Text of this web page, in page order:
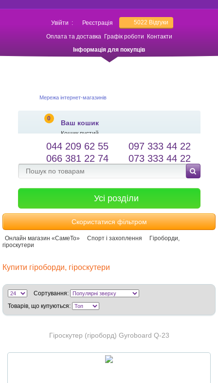
Увійти : Реєстрація 5022 Відгуки
Оплата та доставка Графік роботи
Контакти
Інформація для покупців
Мережа інтернет-магазинів
0
Ваш кошик
Кошик пустий
salessameto@gmail.com
Зворотній зв'язок
Мова сайту
044 209 62 55
097 333 44 22
066 381 22 74
073 333 44 22
Усі розділи
Скористатися фільтром
Онлайн магазин «СамеТо» Спорт і захоплення
Гіроборди,
гіроскутери
Купити гіроборди, гіроскутери
Сортування:
Товарів, що купуються:
Гіроскутер (гіроборд) Gyroboard Q-23